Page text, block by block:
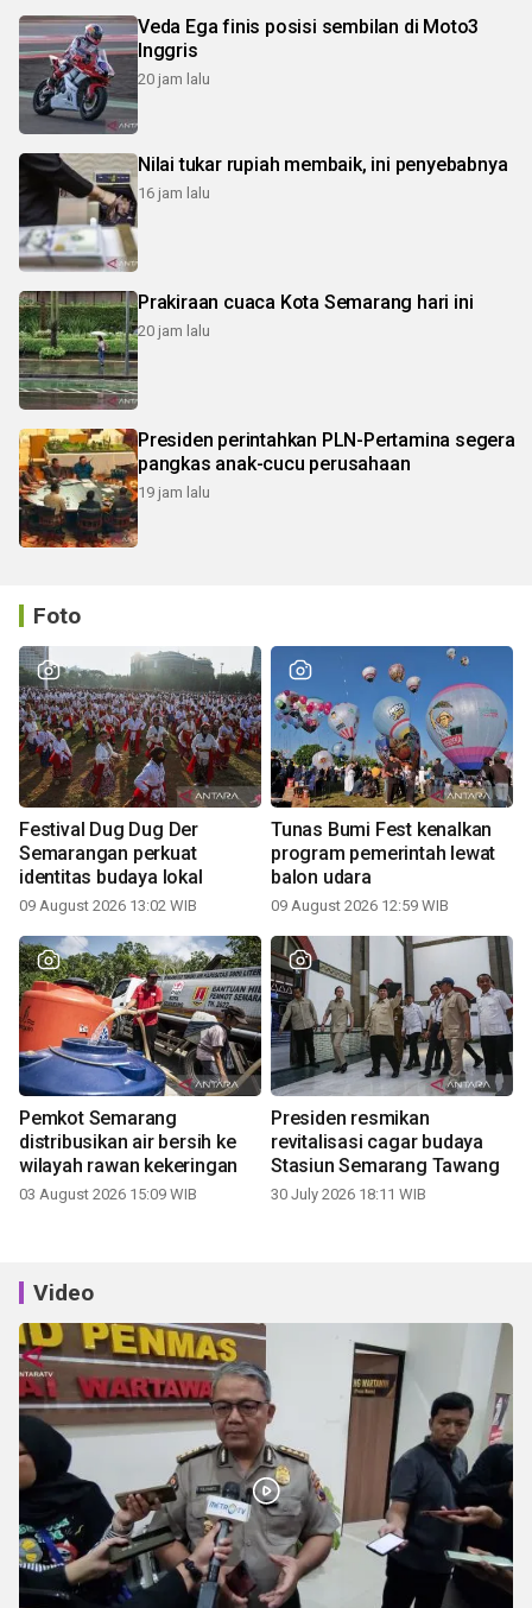
Veda Ega finis posisi sembilan di Moto3
Inggris
20 jam lalu
Nilai tukar rupiah membaik, ini penyebabnya
16 jam lalu
Prakiraan cuaca Kota Semarang hari ini
20 jam lalu
Presiden perintahkan PLN-Pertamina segera
pangkas anak-cucu perusahaan
19 jam lalu
Foto
Festival Dug Dug Der
Semarangan perkuat
identitas budaya lokal
09 August 2026 13:02 WIB
Tunas Bumi Fest kenalkan
program pemerintah lewat
balon udara
09 August 2026 12:59 WIB
Pemkot Semarang
distribusikan air bersih ke
wilayah rawan kekeringan
03 August 2026 15:09 WIB
Presiden resmikan
revitalisasi cagar budaya
Stasiun Semarang Tawang
30 July 2026 18:11 WIB
Video